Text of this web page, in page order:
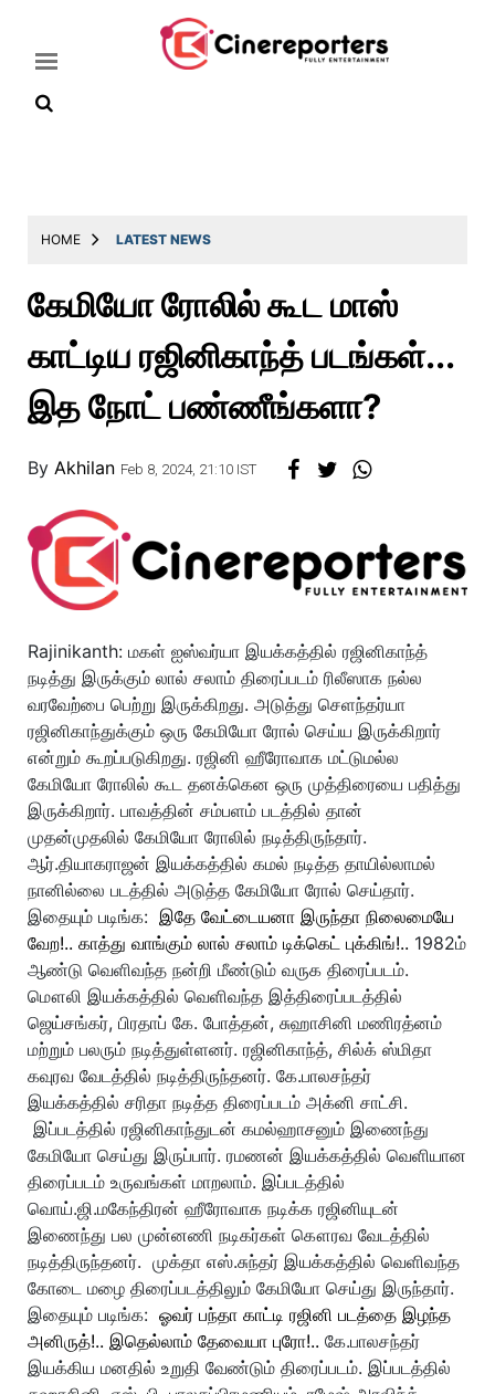
Latest
Throwback
Television
Reviews
Photos
Story
HOME LATEST NEWS
கேமியோ ரோலில் கூட மாஸ்
காட்டிய ரஜினிகாந்த் படங்கள்...
இத நோட் பண்ணீங்களா?
By Akhilan Feb 8, 2024, 21:10 IST
Rajinikanth: மகள் ஐஸ்வர்யா இயக்கத்தில் ரஜினிகாந்த்
நடித்து இருக்கும் லால் சலாம் திரைப்படம் ரிலீஸாக நல்ல
வரவேற்பை பெற்று இருக்கிறது. அடுத்து செளந்தர்யா
ரஜினிகாந்துக்கும் ஒரு கேமியோ ரோல் செய்ய இருக்கிறார்
என்றும் கூறப்படுகிறது. ரஜினி ஹீரோவாக மட்டுமல்ல
கேமியோ ரோலில் கூட தனக்கென ஒரு முத்திரையை பதித்து
இருக்கிறார். பாவத்தின் சம்பளம் படத்தில் தான்
முதன்முதலில் கேமியோ ரோலில் நடித்திருந்தார்.
ஆர்.தியாகராஜன் இயக்கத்தில் கமல் நடித்த தாயில்லாமல்
நானில்லை படத்தில் அடுத்த கேமியோ ரோல் செய்தார்.
இதையும் படிங்க: இதே வேட்டையனா இருந்தா நிலைமையே
வேற!.. காத்து வாங்கும் லால் சலாம் டிக்கெட் புக்கிங்!.. 1982ம்
ஆண்டு வெளிவந்த நன்றி மீண்டும் வருக திரைப்படம்.
மௌலி இயக்கத்தில் வெளிவந்த இத்திரைப்படத்தில்
ஜெய்சங்கர், பிரதாப் கே. போத்தன், சுஹாசினி மணிரத்னம்
மற்றும் பலரும் நடித்துள்ளனர். ரஜினிகாந்த், சில்க் ஸ்மிதா
கவுரவ வேடத்தில் நடித்திருந்தனர். கே.பாலசந்தர்
இயக்கத்தில் சரிதா நடித்த திரைப்படம் அக்னி சாட்சி.
இப்படத்தில் ரஜினிகாந்துடன் கமல்ஹாசனும் இணைந்து
கேமியோ செய்து இருப்பார். ரமணன் இயக்கத்தில் வெளியான
திரைப்படம் உருவங்கள் மாறலாம். இப்படத்தில்
வொய்.ஜி.மகேந்திரன் ஹீரோவாக நடிக்க ரஜினியுடன்
இணைந்து பல முன்னணி நடிகர்கள் கௌரவ வேடத்தில்
நடித்திருந்தனர். முக்தா எஸ்.சுந்தர் இயக்கத்தில் வெளிவந்த
கோடை மழை திரைப்படத்திலும் கேமியோ செய்து இருந்தார்.
இதையும் படிங்க: ஓவர் பந்தா காட்டி ரஜினி படத்தை இழந்த
அனிருத்!.. இதெல்லாம் தேவையா புரோ!.. கே.பாலசந்தர்
இயக்கிய மனதில் உறுதி வேண்டும் திரைப்படம். இப்படத்தில்